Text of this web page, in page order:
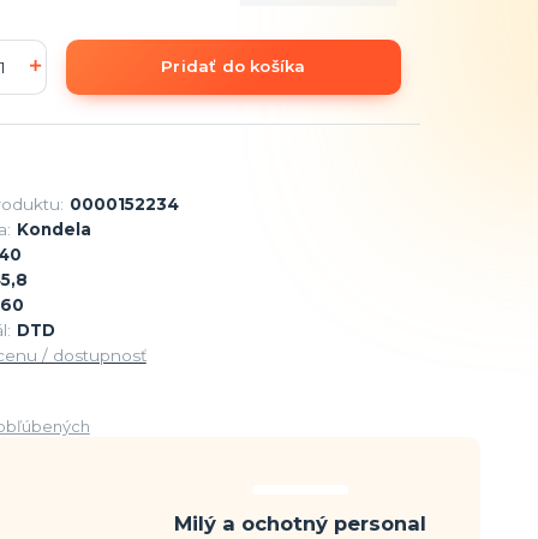
Pridať do košíka
0000152234
Kondela
40
60
DTD
/ dostupnosť
Milý a ochotný personal